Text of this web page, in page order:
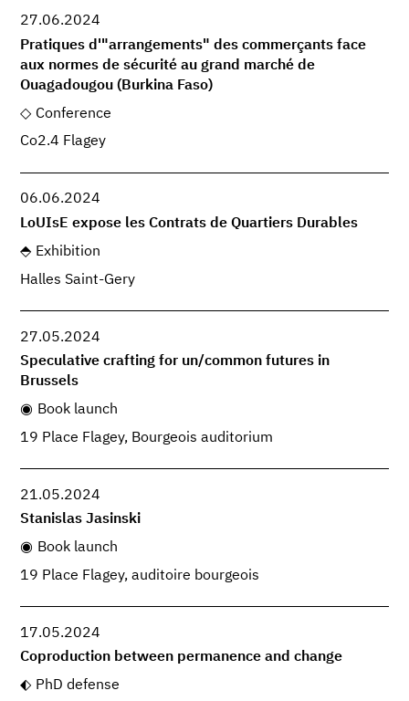
27.06.2024
Pratiques d'"arrangements" des commerçants face
aux normes de sécurité au grand marché de
Ouagadougou (Burkina Faso)
Conference
Co2.4 Flagey
06.06.2024
LoUIsE expose les Contrats de Quartiers Durables
Exhibition
Halles Saint-Gery
27.05.2024
Speculative crafting for un/common futures in
Brussels
Book launch
19 Place Flagey, Bourgeois auditorium
21.05.2024
Stanislas Jasinski
Book launch
19 Place Flagey, auditoire bourgeois
17.05.2024
Coproduction between permanence and change
PhD defense